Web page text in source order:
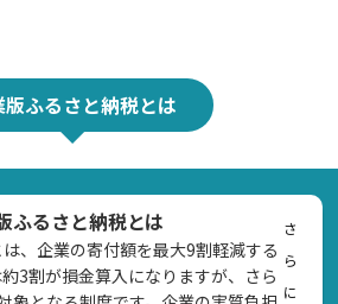
版ふるさと納税とは
ふるさと納税とは
、企業の寄付額を最大9割軽減する
3割が損金算入になりますが、さら
さ
ら
に